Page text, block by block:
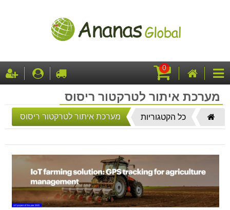
קטגוריותהבית
קניות
0 לקופה
מערכת איתור לטרקטור ריסוס
דף
הבית
כל הקטגוריות מערכת איתור לטרקטור ריסוס